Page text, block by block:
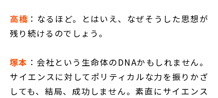
高橋 ：なるほど。とはいえ、なぜそうした思想が
残り続けるのでしょう。
塚本 ：会社という生命体のDNAかもしれません。
サイエンスに対してポリティカルな力を振りかざ
しても、結局、成功しません。素直にサイエンス